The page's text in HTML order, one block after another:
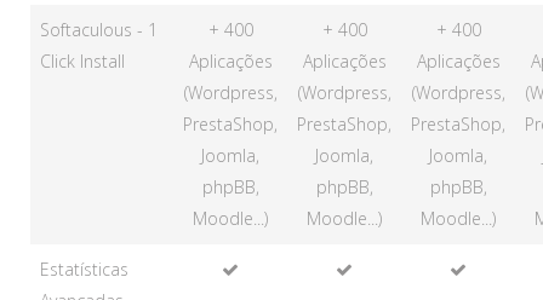
Softaculous - 1
Click Install
+ 400
Aplicações
(Wordpress,
PrestaShop,
Joomla,
phpBB,
Moodle...)
+ 400
Aplicações
(Wordpress,
PrestaShop,
Joomla,
phpBB,
Moodle...)
+ 400
Aplicações
(Wordpress,
PrestaShop,
Joomla,
phpBB,
Moodle...)
Estatísticas